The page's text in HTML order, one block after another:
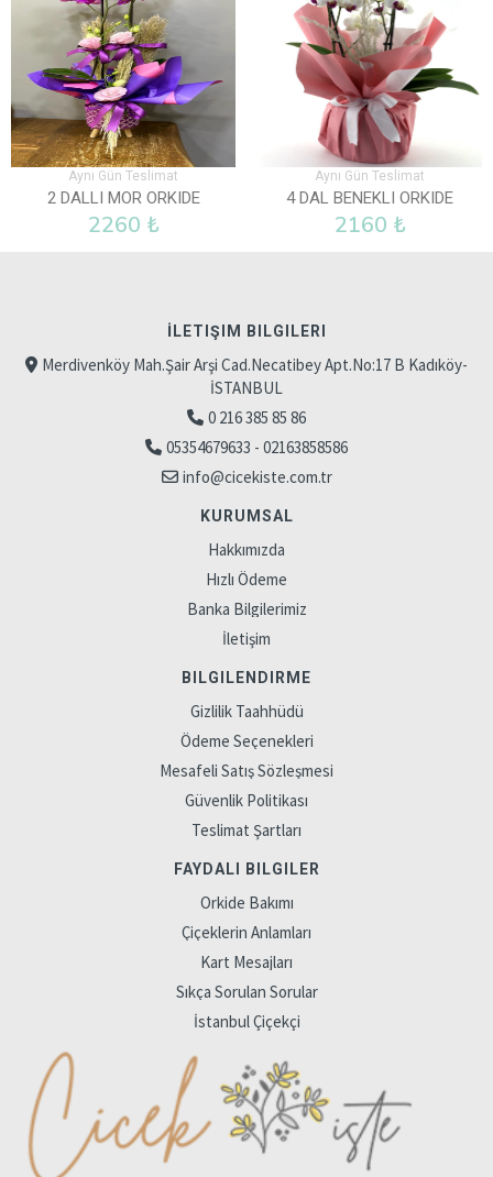
Aynı Gün Teslimat
2 DALLI MOR ORKIDE
2260 ₺
Aynı Gün Teslimat
4 DAL BENEKLI ORKIDE
2160 ₺
İLETIŞIM BILGILERI
Merdivenköy Mah.Şair Arşi Cad.Necatibey Apt.No:17 B Kadıköy-
İSTANBUL
0 216 385 85 86
05354679633 - 02163858586
info@cicekiste.com.tr
KURUMSAL
Hakkımızda
Hızlı Ödeme
Banka Bilgilerimiz
İletişim
BILGILENDIRME
Gizlilik Taahhüdü
Ödeme Seçenekleri
Mesafeli Satış Sözleşmesi
Güvenlik Politikası
Teslimat Şartları
FAYDALI BILGILER
Orkide Bakımı
Çiçeklerin Anlamları
Kart Mesajları
Sıkça Sorulan Sorular
İstanbul Çiçekçi